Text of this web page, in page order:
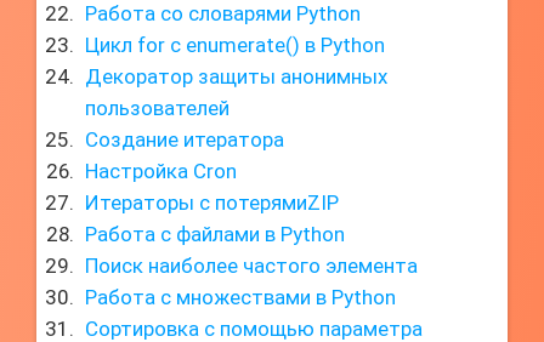
Работа со словарями Python
Цикл for с enumerate() в Python
Декоратор защиты анонимных
пользователей
Создание итератора
Настройка Cron
Итераторы с потерямиZIP
Работа с файлами в Python
Поиск наиболее частого элемента
Работа с множествами в Python
Сортировка с помощью параметра